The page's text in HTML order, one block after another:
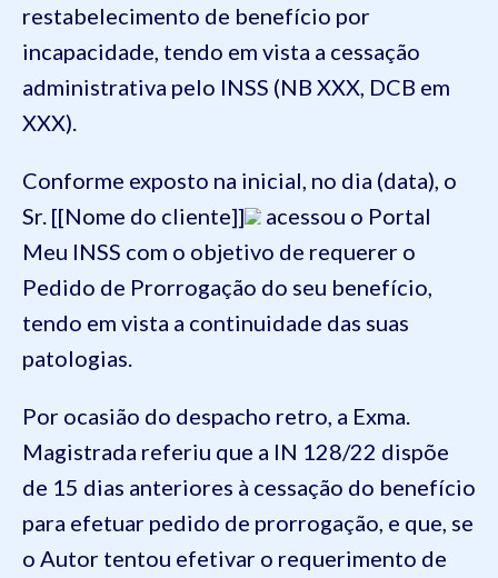
restabelecimento de benefício por
incapacidade, tendo em vista a cessação
administrativa pelo INSS (NB XXX, DCB em
XXX).
Conforme exposto na inicial, no dia (data), o
Sr. [[Nome do cliente]]
acessou o Portal
Meu INSS com o objetivo de requerer o
Pedido de Prorrogação do seu benefício,
tendo em vista a continuidade das suas
patologias.
Por ocasião do despacho retro, a Exma.
Magistrada referiu que a IN 128/22 dispõe
de 15 dias anteriores à cessação do benefício
para efetuar pedido de prorrogação, e que, se
o Autor tentou efetivar o requerimento de